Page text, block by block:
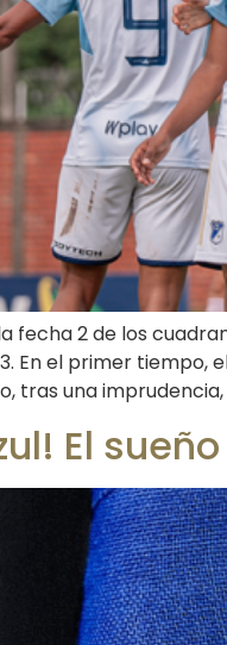
2 de los
En el primer
tras una imprudencia,
El